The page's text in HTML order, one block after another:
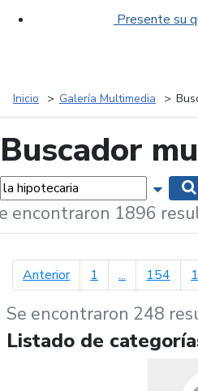
Presente su
Inicio Galería Multimedia
Buscador
encontraron 1896
Anteriorpágina anterior
1 ... 154
Se encontraron 248
Listado de